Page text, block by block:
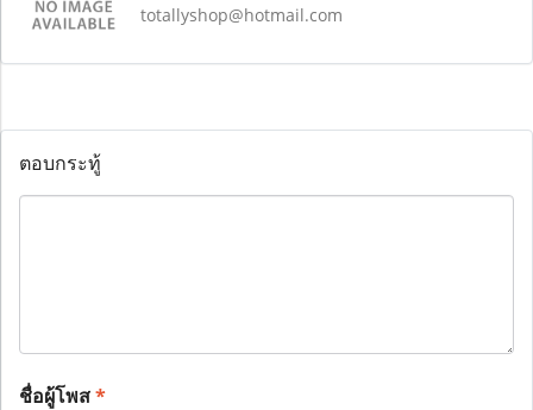
totallyshop@hotmail.com
ตอบกระทู้
ชื่อผู้โพส*